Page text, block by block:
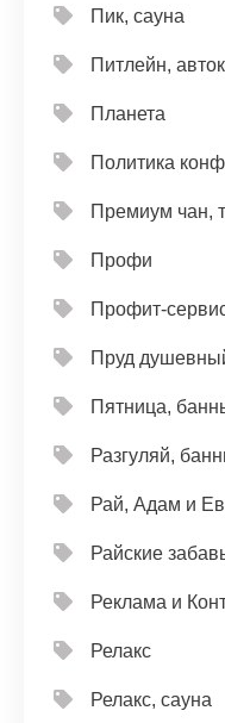
Пик, сауна
Питлейн,
Планета
Политика
Премиум чан,
Профи
Профит-
Пруд
Пятница,
Разгуляй,
Рай, Адам и
Райские
Реклама и
Релакс
Релакс, сауна